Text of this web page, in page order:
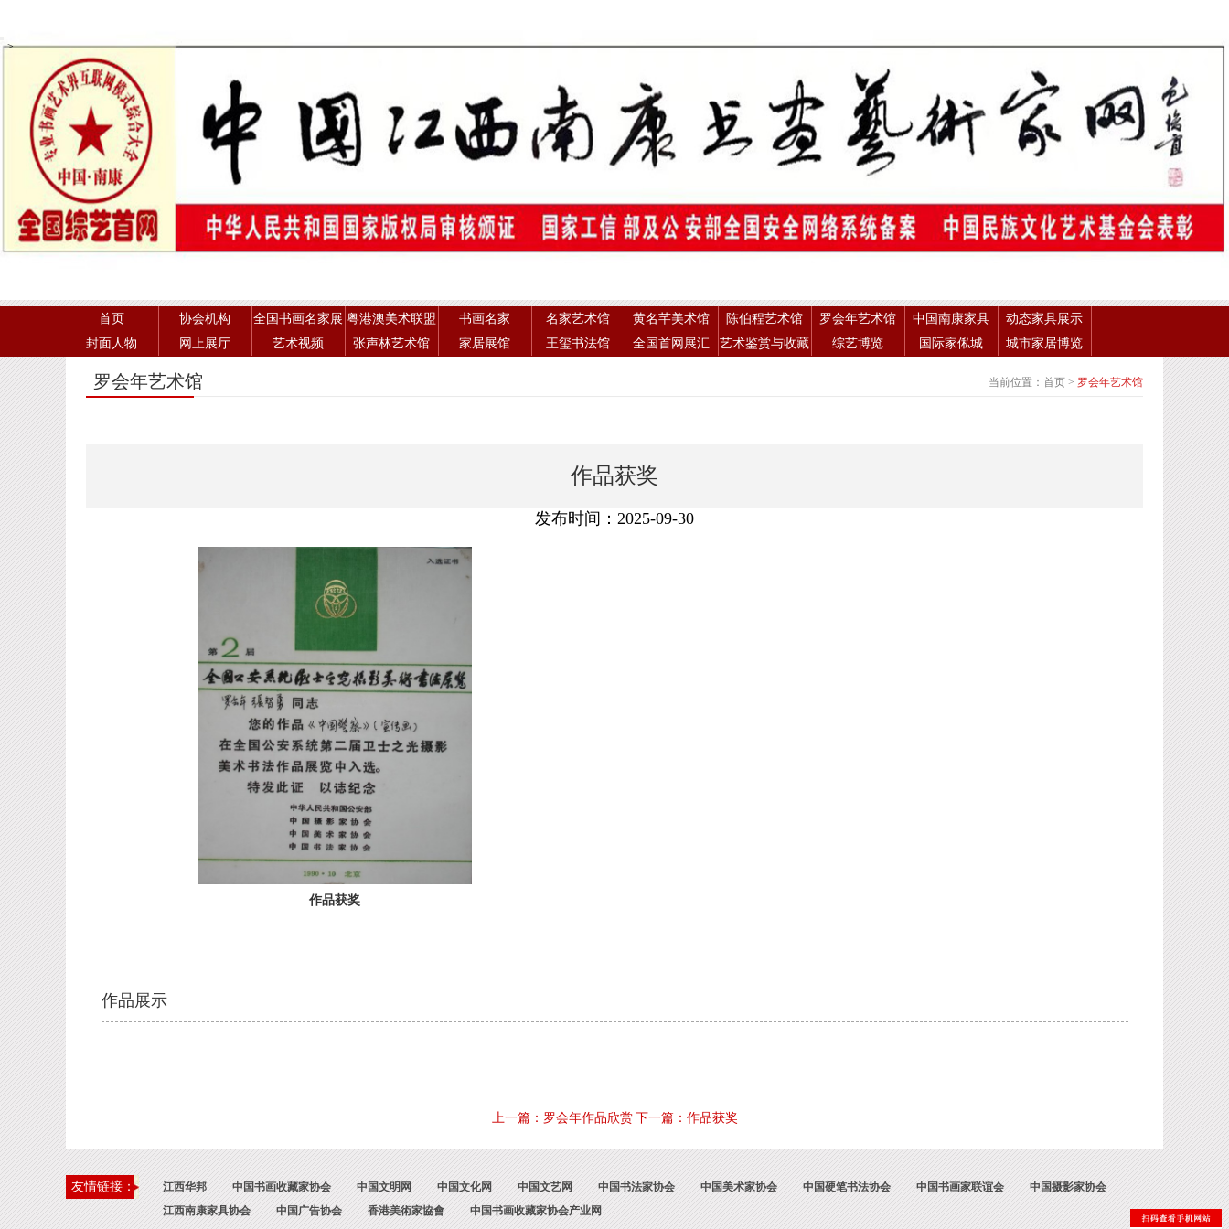
-->
首页 协会机构 全国书画名家展 粤港澳美术联盟 书画名家 名家艺术馆 黄名芊美术馆 陈伯程艺术馆 罗会年艺术馆 中国南康家具
动态家具展示
封面人物
网上展厅 艺术视频 张声林艺术馆 家居展馆 王玺书法馆 全国首网展汇 艺术鉴赏与收藏 综艺博览 国际家俬城 城市家居博览
罗会年艺术馆 当前位置： 首页 > 罗会年艺术馆
作品获奖
发布时间：2025-09-30
作品获奖
作品展示
上一篇：罗会年作品欣赏 下一篇：作品获奖
友情链接： 江西华邦 中国书画收藏家协会 中国文明网 中国文化网 中国文艺网 中国书法家协会 中国美术家协会 中国硬笔书法协会 中国书画家联谊会
中国摄影家协会
江西南康家具协会
中国广告协会 香港美術家協會 中国书画收藏家协会产业网